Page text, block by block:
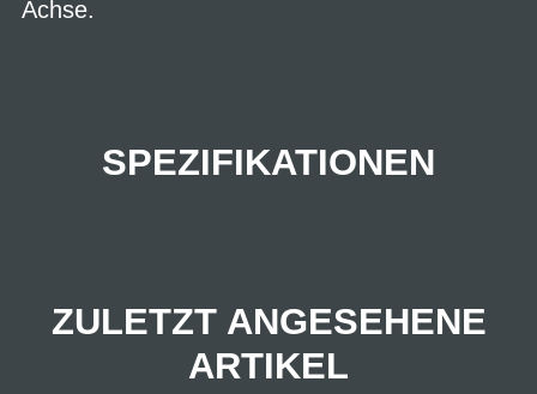
Achse.
SPEZIFIKATIONEN
ZULETZT ANGESEHENE
ARTIKEL